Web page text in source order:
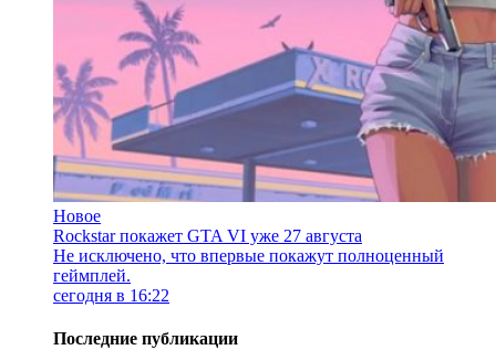
Новое
Rockstar покажет GTA VI уже 27 августа
Не исключено, что впервые покажут полноценный
геймплей.
сегодня в 16:22
Последние публикации